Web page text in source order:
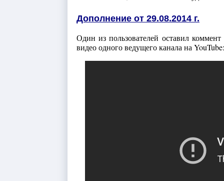
Дополнение от 29.08.2014 г.
Один из пользователей оставил
видео одного ведущего канала на YouTube: